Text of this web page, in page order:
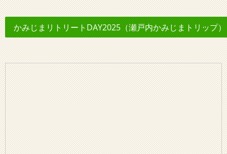
かみじまリトリートDAY2025（瀬戸内かみじまトリップ）